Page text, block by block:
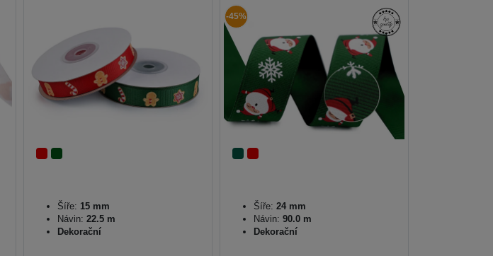
Šíře: 15 mm
Návin: 22.5 m
Dekorační
-45%
Šíře: 24 mm
Návin: 90.0 m
Dekorační